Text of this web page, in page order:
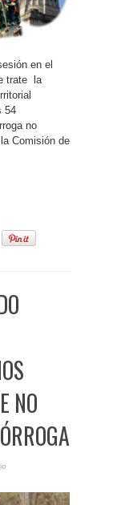
en el
trate la
54
no
Comisión de
NO